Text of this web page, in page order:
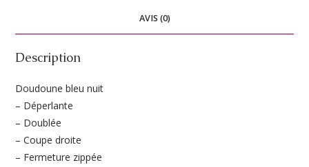
AVIS (0)
Description
Doudoune bleu nuit
– Déperlante
– Doublée
– Coupe droite
– Fermeture zippée